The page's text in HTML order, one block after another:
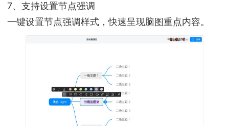
7、支持设置节点强调
一键设置节点强调样式，快速呈现脑图重点内容。